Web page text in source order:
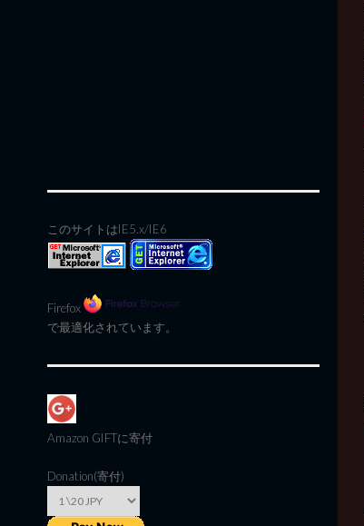
このサイトはIE5.x/IE6
Firefox
で最適化されています。
Amazon GIFTに寄付
Donation(寄付)